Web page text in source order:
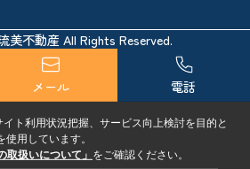
美不動産 All Rights Reserved.
メール 電話
ト利用状況把握、サービス向上検討を目的と
用しています。
取扱いについて」 をご確認ください。